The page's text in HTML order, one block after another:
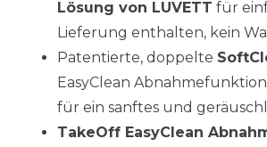
Lösung von LUVETT für
Lieferung enthalten, kein
Patentierte, doppelte
EasyClean
für ein sanftes und
TakeOff EasyClean